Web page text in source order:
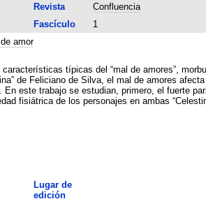
Revista Confluencia
Fascículo 1
amor
típicas del “mal de amores”,
de Feliciano de Silva, el mal de amores
este trabajo se estudian, primero, el fuerte
fisiátrica de los personajes en ambas
Lugar de
edición